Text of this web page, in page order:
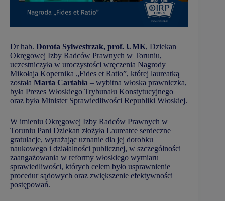
Dr hab. Dorota Sylwestrzak, prof. UMK, Dziekan
Okręgowej Izby Radców Prawnych w Toruniu,
uczestniczyła w uroczystości wręczenia Nagrody
Mikołaja Kopernika „Fides et Ratio”, której laureatką
została Marta Cartabia – wybitna włoska prawniczka,
była Prezes Włoskiego Trybunału Konstytucyjnego
oraz była Minister Sprawiedliwości Republiki Włoskiej.
W imieniu Okręgowej Izby Radców Prawnych w
Toruniu Pani Dziekan złożyła Laureatce serdeczne
gratulacje, wyrażając uznanie dla jej dorobku
naukowego i działalności publicznej, w szczególności
zaangażowania w reformy włoskiego wymiaru
sprawiedliwości, których celem było usprawnienie
procedur sądowych oraz zwiększenie efektywności
postępowań.